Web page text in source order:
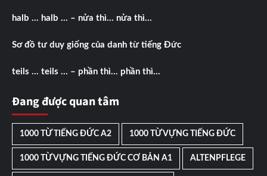
halb … halb … – nửa thì… nửa thì…
Sơ đồ tư duy giống của danh từ tiếng Đức
teils … teils … – phần thì… phần thì…
Đang được quan tâm
1000 TỪ TIẾNG ĐỨC A2 1000 TỪ VỰNG TIẾNG ĐỨC
1000 TỪ VỰNG TIẾNG ĐỨC CƠ BẢN A1 ALTENPFLEGE